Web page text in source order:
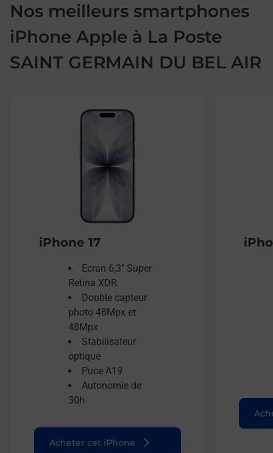
Nos meilleurs smartphones
iPhone Apple à La Poste
SAINT GERMAIN DU BEL AIR
iPhone 17
Ecran 6,3’’ Super
Retina XDR
Double capteur
photo 48Mpx et
48Mpx
Stabilisateur
optique
Puce A19
Autonomie de
30h
Acheter cet iPhone